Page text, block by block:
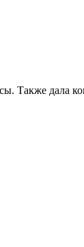
Также дала